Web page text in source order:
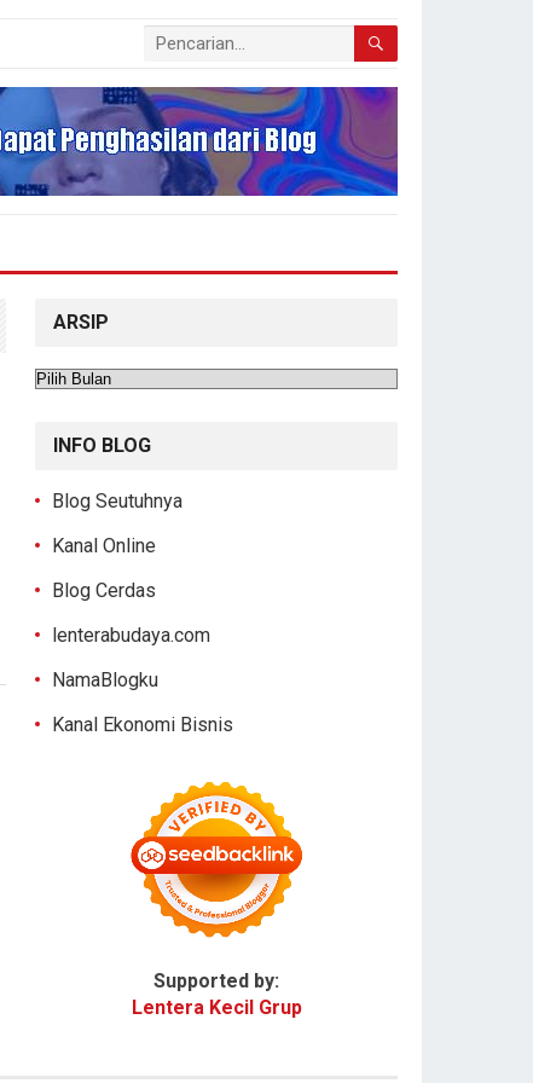
ARSIP
Arsip
INFO BLOG
Blog Seutuhnya
Kanal Online
Blog Cerdas
lenterabudaya.com
NamaBlogku
Kanal Ekonomi Bisnis
Supported by:
Lentera Kecil Grup